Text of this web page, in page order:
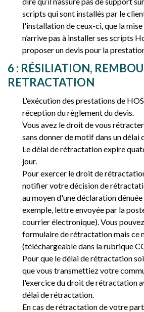
scripts qui sont installés par le
l'installation de ceux-ci, que la mise
n’arrive pas à installer ses scripts
proposer un devis pour la
6 : RÉSILIATION,
RETRACTATION
L'exécution des prestations de
réception du règlement du devis.
Vous avez le droit de vous
sans donner de motif dans un délai
Le délai de rétractation expire
jour.
Pour exercer le droit de
notifier votre décision de
au moyen d'une déclaration
exemple, lettre envoyée par la
courrier électronique). Vous
formulaire de rétractation mais ce
(téléchargeable dans la rubrique
Pour que le délai de rétractation
que vous transmettiez votre
l'exercice du droit de rétractation
délai de rétractation.
En cas de rétractation de votre